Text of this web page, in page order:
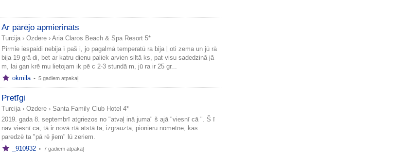
Ar pārējo apmierināts
Turcija › Ozdere › Aria Claros Beach & Spa Resort 5*
Pirmie iespaidi nebija ī paš i, jo pagalmā temperatū ra bija ļ oti zema un jū rā
bija 19 grā di, bet ar katru dienu paliek arvien siltā ks, pat visu sadedzinā jā
m, lai gan krē mu lietojam ik pē c 2-3 stundā m, jū ra ir 25 gr...
okmila • 5 gadiem atpakaļ
Pretīgi
Turcija › Ozdere › Santa Family Club Hotel 4*
2019. gada 8. septembrī atgriezos no "atvaļ inā juma" š ajā "viesnī cā ". Š ī
nav viesnī ca, tā ir novā rtā atstā ta, izgrauzta, pionieru nometne, kas
paredzē ta "pā rē jiem" lū zeriem.
_910932 • 7 gadiem atpakaļ